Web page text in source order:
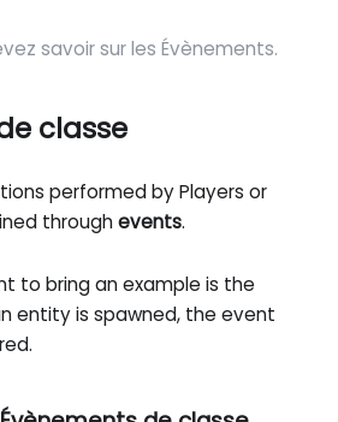
savoir sur les Évènements.
classe
performed by Players or
throughevents.
to bring an example is the
entity is spawned, the event